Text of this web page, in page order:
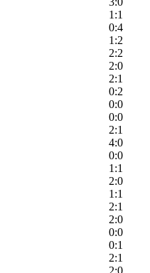
1:1
0:4
1:2
2:2
2:0
2:1
0:2
0:0
0:0
2:1
4:0
0:0
1:1
2:0
1:1
2:1
2:0
0:0
0:1
2:1